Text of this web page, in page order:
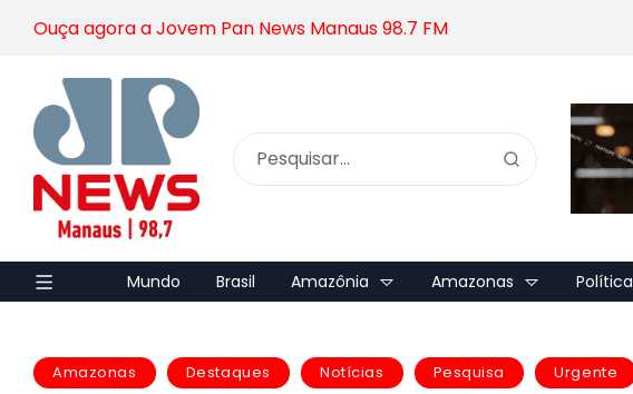
Ouça agora a Jovem Pan News Manaus 98.7 FM
Mundo Brasil Amazônia Amazonas Política
Amazonas Destaques Notícias Pesquisa Urgente